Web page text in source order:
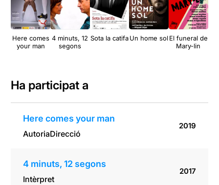
Here comes
your man
4 minuts, 12
segons
Sota la catifaUn home solEl funeral de
Mary-lin
Ha participat a
Here comes your man
AutoriaDirecció
2019
4 minuts, 12 segons
Intèrpret
2017